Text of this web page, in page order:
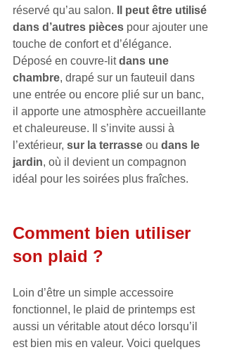
réservé qu’au salon.
Il peut être utilisé
dans d’autres pièces pour ajouter une
touche de confort et d’élégance.
Déposé en couvre-lit dans une
chambre, drapé sur un fauteuil dans
une entrée ou encore plié sur un banc,
il apporte une atmosphère accueillante
et chaleureuse. Il s’invite aussi à
l’extérieur, sur la terrasse ou dans le
jardin, où il devient un compagnon
idéal pour les soirées plus fraîches.
Comment bien utiliser
son plaid ?
Loin d’être un simple accessoire
fonctionnel, le plaid de printemps est
aussi un véritable atout déco lorsqu’il
est bien mis en valeur. Voici quelques